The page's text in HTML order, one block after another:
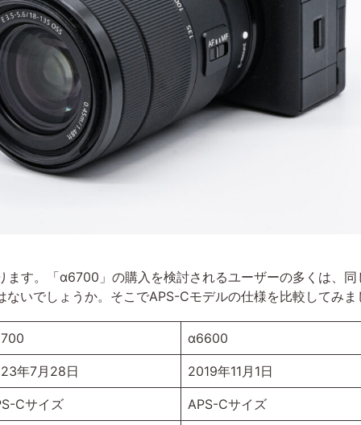
す。「α6700」の購入を検討されるユーザーの多くは、
いでしょうか。そこでAPS-Cモデルの仕様を比較してみま
α6600
年7月28日 2019年11月1日
Cサイズ APS-Cサイズ